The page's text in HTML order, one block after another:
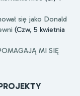
się jako Donald
(Czw, 5 kwietnia
MI SIĘ